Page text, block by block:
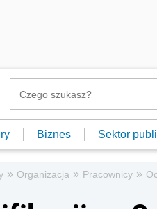
Biznes Sektor
» Organizacja » Pracownicy »